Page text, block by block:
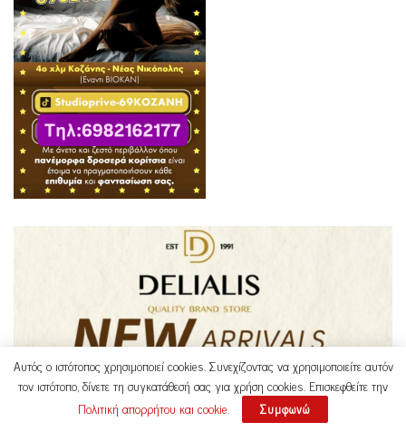
Αυτός ο ιστότοπος χρησιμοποιεί cookies. Συνεχίζοντας να χρησιμοποιείτε αυτόν
τον ιστότοπο, δίνετε τη συγκατάθεσή σας για χρήση cookies. Επισκεφθείτε την
Πολιτική απορρήτου και cookie. Συμφωνώ